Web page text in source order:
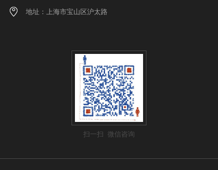
地址：上海市宝山区沪太路
扫一扫 微信咨询